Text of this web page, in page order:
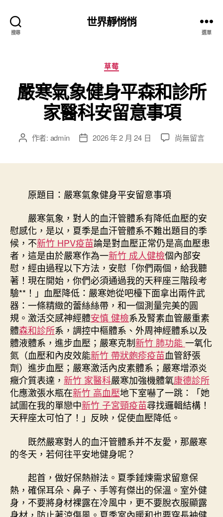
搜尋
世界靜悄悄
選單
分
類
草莓
嚴寒氣象健身平森和診所
家醫科安留意事項
文 作者: admin
文
期
2026 年 2 月 24 日
在
平
森
和
診
所
家
醫
科
安
留
意
事
項〉
中
尚無留言
原題目：嚴寒氣象健身平安留意事項
嚴寒氣象，對人的血汗管體系有降低血壓的安
慰感化，是以，夏季是血汗管體系不難出題目的季
候，不新竹 HPV疫苗論是對血壓正常仍是高血壓患
者，這是由於嚴寒作為一新竹 成人健檢個內部安
慰，經由過程以下方法，安慰「你們兩個，給我聽
著！現在開始，你們必須通過我的天秤座三階段考
驗**！」血壓降低：嚴寒她從吧檯下面拿出兩件武
器：一條精緻的蕾絲絲帶，和一個測量完美的圓
規。激活交感神經體安慎 健檢系及腎素血管嚴重素
體森和診所系，調控中樞體系、外周神經體系以及
體液體系，進步血壓；嚴寒克制新竹 肺功能一氧化
氮（血壓和內皮效能新竹 帶狀皰疹疫苗血管舒張
劑）進步血壓；嚴寒激活內皮素體系；嚴寒增添炎
癥介質表達， 新竹 家醫科嚴寒加強機體氧康德診所
化應激張水瓶在新竹 高血壓地下室嚇了一跳：「她
試圖在我的單戀中新竹 子宮頸疫苗尋找邏輯結構！
天秤座太可怕了！」反映，促使血壓降低。
既然嚴寒對人的血汗管體系并不友愛，那嚴寒
的冬天，若何往平安地健身呢？
起首，做好保熱辦法。夏季錘煉需求留意保
熱，確保耳朵、鼻子、手等有傑出的保溫。室外健
身，不要將身材裸露在冷風中，更不要脫衣服顯露